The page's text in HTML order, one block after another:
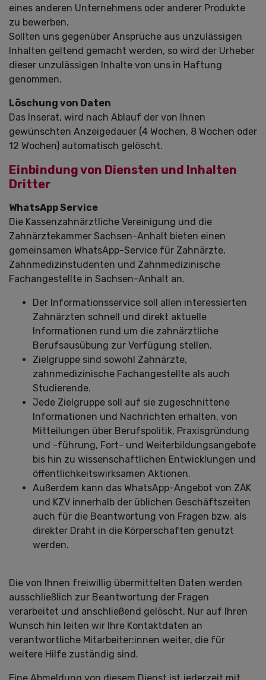
eines anderen Unternehmens oder anderer Produkte
zu bewerben.
Sollten uns gegenüber Ansprüche aus unzulässigen
Inhalten geltend gemacht werden, so wird der Urheber
dieser unzulässigen Inhalte von uns in Haftung
genommen.
Löschung von Daten
Das Inserat, wird nach Ablauf der von Ihnen
gewünschten Anzeigedauer (4 Wochen, 8 Wochen oder
12 Wochen) automatisch gelöscht.
Einbindung von Diensten und Inhalten
Dritter
WhatsApp Service
Die Kassenzahnärztliche Vereinigung und die
Zahnärztekammer Sachsen-Anhalt bieten einen
gemeinsamen WhatsApp-Service für Zahnärzte,
Zahnmedizinstudenten und Zahnmedizinische
Fachangestellte in Sachsen-Anhalt an.
Der Informationsservice soll allen interessierten
Zahnärzten schnell und direkt aktuelle
Informationen rund um die zahnärztliche
Berufsausübung zur Verfügung stellen.
Zielgruppe sind sowohl Zahnärzte,
zahnmedizinische Fachangestellte als auch
Studierende.
Jede Zielgruppe soll auf sie zugeschnittene
Informationen und Nachrichten erhalten, von
Mitteilungen über Berufspolitik, Praxisgründung
und -führung, Fort- und Weiterbildungsangebote
bis hin zu wissenschaftlichen Entwicklungen und
öffentlichkeitswirksamen Aktionen.
Außerdem kann das WhatsApp-Angebot von ZÄK
und KZV innerhalb der üblichen Geschäftszeiten
auch für die Beantwortung von Fragen bzw. als
direkter Draht in die Körperschaften genutzt
werden.
Die von Ihnen freiwillig übermittelten Daten werden
ausschließlich zur Beantwortung der Fragen
verarbeitet und anschließend gelöscht. Nur auf Ihren
Wunsch hin leiten wir Ihre Kontaktdaten an
verantwortliche Mitarbeiter:innen weiter, die für
weitere Hilfe zuständig sind.